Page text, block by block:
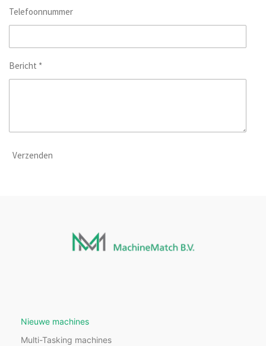
Telefoonnummer
Bericht *
Verzenden
Nieuwe machines
Multi-Tasking machines